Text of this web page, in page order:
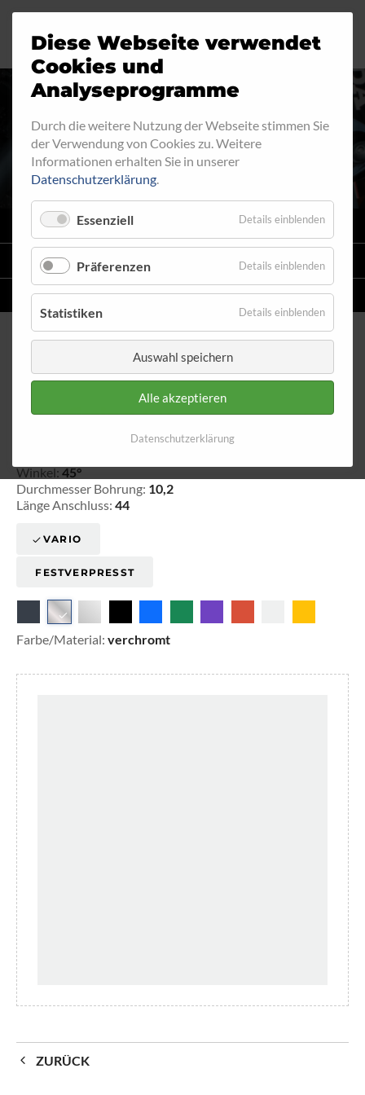
RINGFITTING 014
VARIO
STAHLFLEX -LEITUNGSKITS FÜR MOTORRÄDER
EINZELLEITUNGENNACH MASS
Ringfitting 014 Ø 10,2
Winkel: 45°
Durchmesser Bohrung: 10,2
Länge Anschluss: 44
VARIO
FESTVERPRESST
Farbe/Material: verchromt
ZURÜCK
Diese Webseite verwendet
Cookies und
Analyseprogramme
Durch die weitere Nutzung der Webseite stimmen Sie
der Verwendung von Cookies zu. Weitere
Informationen erhalten Sie in unserer
Datenschutzerklärung.
Essenziell Details einblenden
Präferenzen Details einblenden
Statistiken Details einblenden
Auswahl speichern
Alle akzeptieren
Datenschutzerklärung
Motorrad
Industrie
Automobil
Fahrrad
Ringfitting
Aussengewinde
Innengewinde
Hohlschrauben
Verteiler
Katalog
Jobs